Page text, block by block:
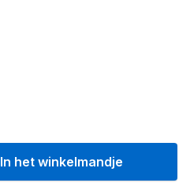
In het winkelmandje